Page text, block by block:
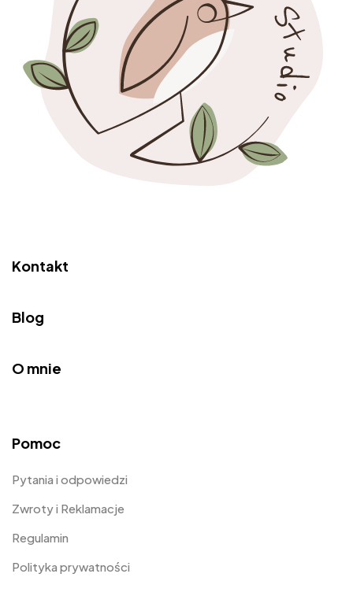
Kontakt
Blog
O mnie
Pomoc
Pytania i odpowiedzi
Zwroty i Reklamacje
Regulamin
Polityka prywatności